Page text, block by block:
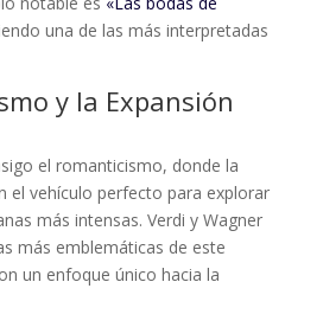
una de las más interpretadas
y la Expansión
el romanticismo, donde la
el vehículo perfecto para explorar
más intensas. Verdi y Wagner
más emblemáticas de este
un enfoque único hacia la